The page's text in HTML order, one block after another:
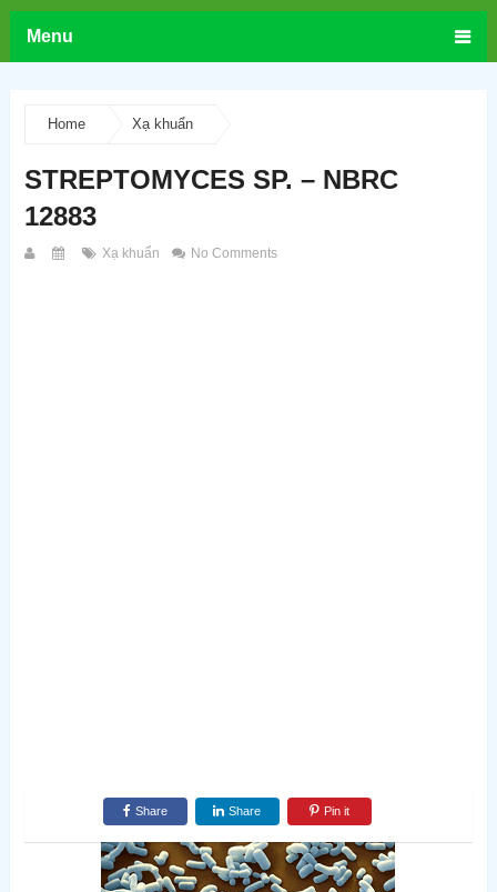
Menu
Home Xạ khuẩn
STREPTOMYCES SP. – NBRC
12883
Xạ khuẩn No Comments
Share Share Pin it